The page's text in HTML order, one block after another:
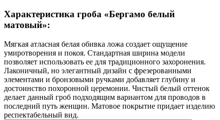
Характеристика гроба «Бергамо белый
матовый»:
Мягкая атласная белая обивка ложа создает ощущение
умиротворения и покоя. Стандартная ширина модели
позволяет использовать ее для традиционного захоронения.
Лаконичный, но элегантный дизайн с фрезерованными
элементами и бронзовыми ручками добавляет глубину и
достоинство похоронной церемонии. Чистый белый оттенок
делает данный гроб подходящим вариантом для проводов в
последний путь женщин. Матовое покрытие придает изделию
респектабельный вид.